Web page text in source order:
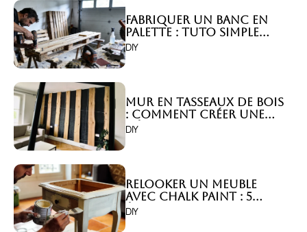
Fabriquer un banc en
palette : Tuto simple
pour le jardin !
DIY
Mur en tasseaux de bois
: Comment créer une
déco acoustique ?
DIY
Relooker un meuble
avec chalk paint : 5
étapes simples !
DIY